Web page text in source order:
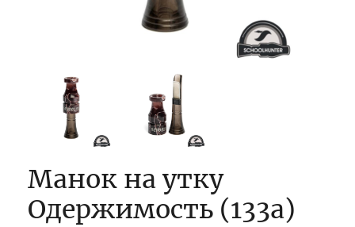
Манок на утку
Одержимость (133а)